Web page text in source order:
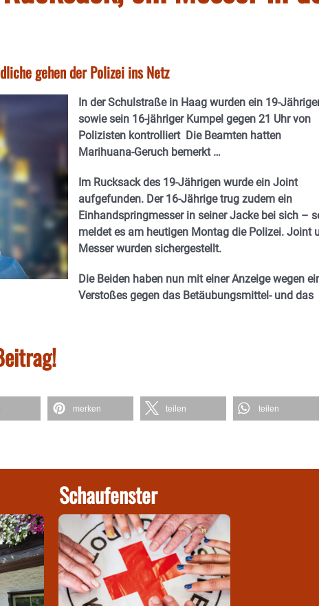
gehen der Polizei ins Netz
In der Schulstraße in Haag wurden ein 19-
sowie sein 16-jähriger Kumpel gegen 21 Uhr von
Polizisten kontrolliert Die Beamten hatten
Marihuana-Geruch bemerkt …
Im Rucksack des 19-Jährigen wurde ein Joint
aufgefunden. Der 16-Jährige trug zudem ein
Einhandspringmesser in seiner Jacke bei sich –
meldet es am heutigen Montag die Polizei. Joint
Messer wurden sichergestellt.
Die Beiden haben nun mit einer Anzeige wegen
Verstoßes gegen das Betäubungsmittel- und das
merken teilen teilen
Schaufenster